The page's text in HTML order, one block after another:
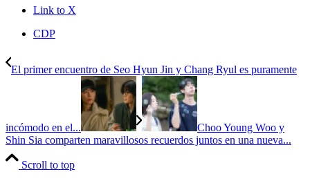
Link to X
CDP
El primer encuentro de Seo Hyun Jin y Chang Ryul es puramente
incómodo en el...
Choo Young Woo y
Shin Sia comparten maravillosos recuerdos juntos en una nueva...
Scroll to top